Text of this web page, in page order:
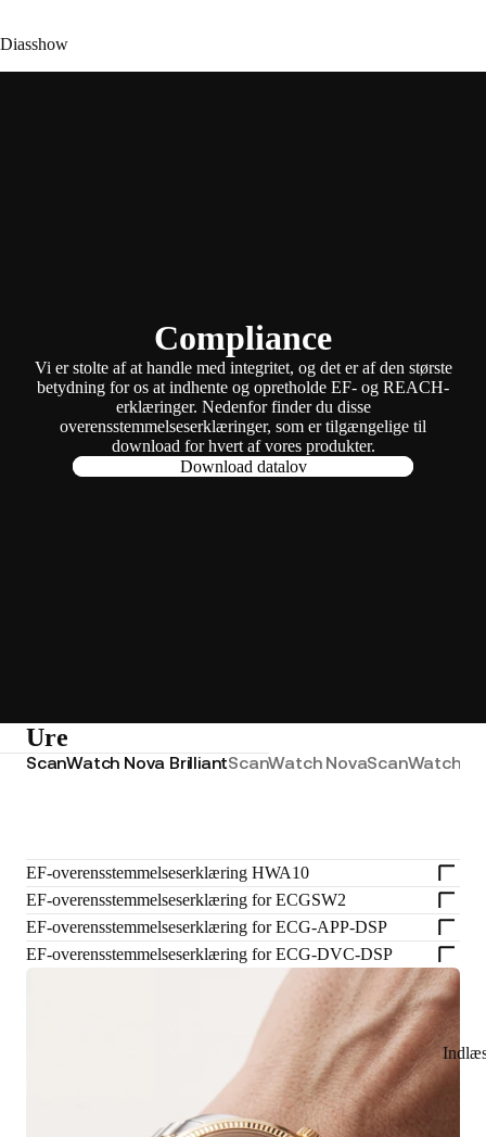
Diasshow
Compliance
Vi er stolte af at handle med integritet, og det er af den største
betydning for os at indhente og opretholde EF- og REACH-
erklæringer. Nedenfor finder du disse
overensstemmelseserklæringer, som er tilgængelige til
download for hvert af vores produkter.
Download datalov
Ure
ScanWatch Nova BrilliantScanWatch NovaScanWatch 2
EF-overensstemmelseserklæring HWA10
EF-overensstemmelseserklæring for ECGSW2
EF-overensstemmelseserklæring for ECG-APP-DSP
EF-overensstemmelseserklæring for ECG-DVC-DSP